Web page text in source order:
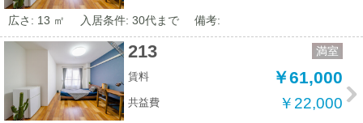
広さ: 13 ㎡ 入居条件: 30代まで 備考:
213 満室
賃料 ￥61,000
共益費 ￥22,000